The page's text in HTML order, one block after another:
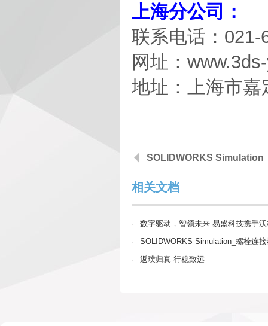
上海分公司：
联系电话：021-
网址：
地址：上海市
SOLIDWORKS
相关文档
·
数字驱动，智领未来 易盛科技携手
·
SOLIDWORKS Simulation_螺栓连
·
返璞归真 行稳致远